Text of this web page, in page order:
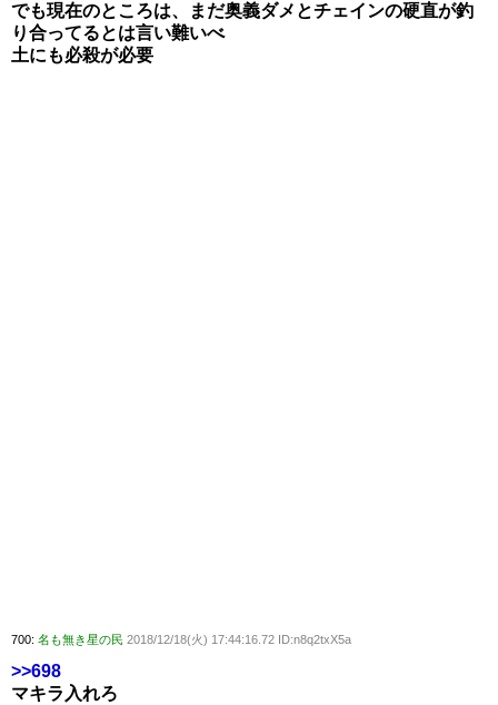
でも現在のところは、まだ奥義ダメとチェインの硬直が釣
り合ってるとは言い難いべ
土にも必殺が必要
700: 名も無き星の民 2018/12/18(火) 17:44:16.72 ID:n8q2txX5a
>>698
マキラ入れろ